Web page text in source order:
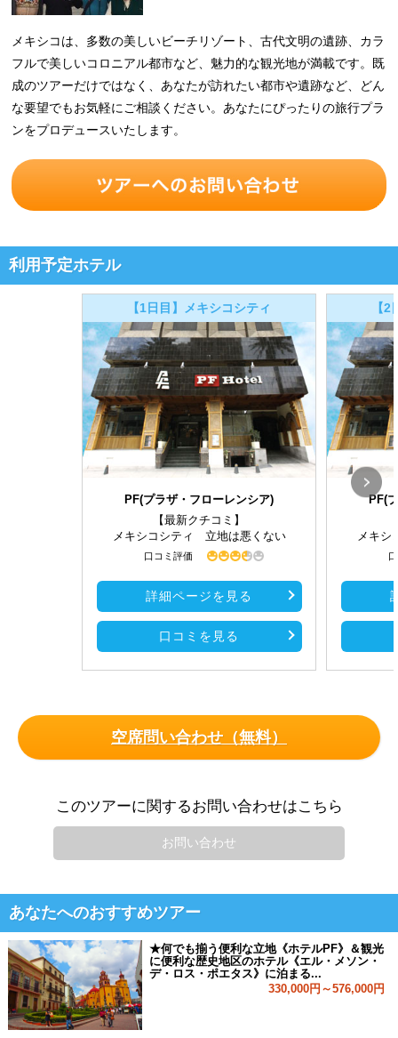
メキシコは、多数の美しいビーチリゾート、古代文明の遺跡、カラ
フルで美しいコロニアル都市など、魅力的な観光地が満載です。既
成のツアーだけではなく、あなたが訪れたい都市や遺跡など、どん
な要望でもお気軽にご相談ください。あなたにぴったりの旅行プラ
ンをプロデュースいたします。
利用予定ホテル
【1日目】メキシコシティ
PF(プラザ・フローレンシア)
【最新クチコミ】
メキシコシティ 立地は悪くない
口コミ評価
詳細ページを見る
口コミを見る
【
PF(
メキ
空席問い合わせ（無料）
このツアーに関するお問い合わせはこちら
お問い合わせ
あなたへのおすすめツアー
★何でも揃う便利な立地《ホテルPF》＆観光
に便利な歴史地区のホテル《エル・メソン・
デ・ロス・ポエタス》に泊まる...
330,000円～576,000円